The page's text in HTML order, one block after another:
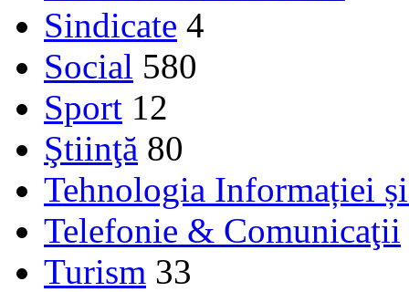
Sindicate 4
Social 580
Sport 12
Ştiinţă 80
Tehnologia Informației
Telefonie & Comunicaţii
Turism 33